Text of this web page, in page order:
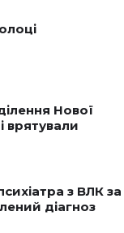
Нової
врятували
з ВЛК за
діагноз